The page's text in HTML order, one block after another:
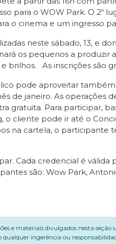
para o WOW Park. O 2º
o cinema e um ingresso
neste sábado, 13, e
os pequenos a
brilhos. As inscrições são
pode aproveitar
de janeiro. As
gratuita. Para participar,
o cliente pode ir até o
na cartela, o participante
Cada credencial é válida
são: Wow Park,
e materiais divulgados nesta
ingerência ou